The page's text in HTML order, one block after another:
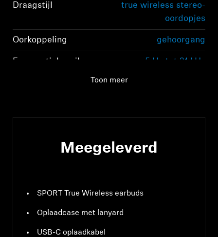
Draagstijl
true wireless stereo-
oordopjes
Oorkoppeling gehoorgang
Frequentiebereik
5 Hz tot 21 kHz
Toon meer
Meegeleverd
SPORT True Wireless earbuds
Oplaadcase met lanyard
USB-C oplaadkabel